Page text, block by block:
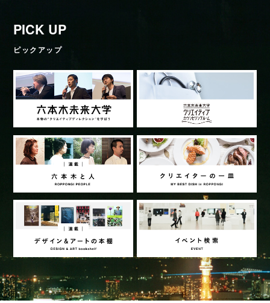
PICK UP
ピックアップ